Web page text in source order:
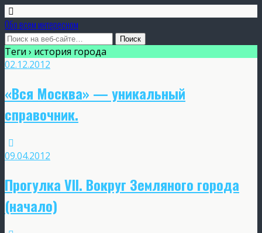
Обо всем интересном
Теги › история города
02.12.2012
«Вся Москва» — уникальный
справочник.
09.04.2012
Прогулка VII. Вокруг Земляного города
(начало)